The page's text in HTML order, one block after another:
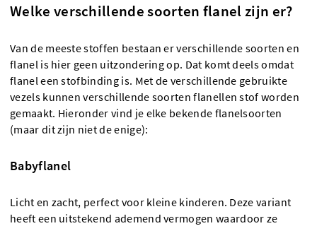
Welke verschillende soorten flanel zijn er?
Van de meeste stoffen bestaan er verschillende soorten en
flanel is hier geen uitzondering op. Dat komt deels omdat
flanel een stofbinding is. Met de verschillende gebruikte
vezels kunnen verschillende soorten flanellen stof worden
gemaakt. Hieronder vind je elke bekende flanelsoorten
(maar dit zijn niet de enige):
Babyflanel
Licht en zacht, perfect voor kleine kinderen. Deze variant
heeft een uitstekend ademend vermogen waardoor ze